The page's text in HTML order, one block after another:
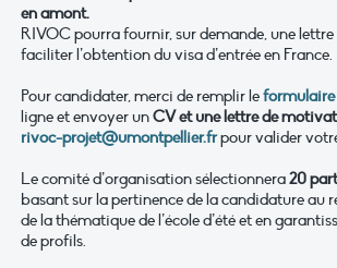
en amont.
RIVOC pourra fournir, sur demande, une
faciliter l’obtention du visa d’entrée en France.
Pour candidater, merci de remplir le
ligne et envoyer unCV et une lettre de
rivoc-projet@umontpellier.frpour valider
Le comité d’organisation sélectionnera20
basant sur la pertinence de la candidature au
de la thématique de l’école d’été et en
de profils.